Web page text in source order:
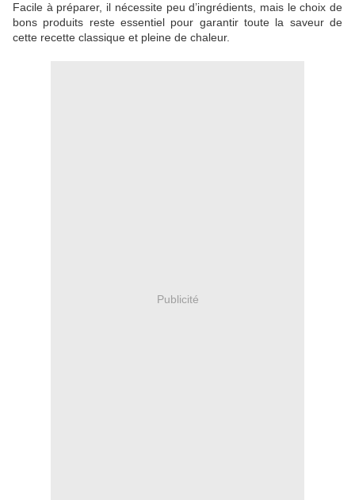
Facile à préparer, il nécessite peu d’ingrédients, mais le choix de
bons produits reste essentiel pour garantir toute la saveur de
cette recette classique et pleine de chaleur.
Publicité